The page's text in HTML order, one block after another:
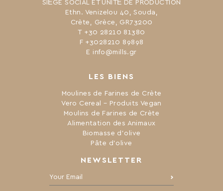
NEWSLETTER
Your Email:
LES BIENS
Moulines de Farines de Crète
Vero Cereal – Produits Vegan
Moulins de Farines de Crète
Alimentation des Animaux
Biomasse d’olive
Pâte d’olive
SIÈGE SOCIAL ET UNITÉ DE PRODUCTION
Ethn. Venizelou 40, Souda,
Crète, Grèce, GR73200
Τ +30 28210 81380
F +3028210 89898
Ε info@mills.gr